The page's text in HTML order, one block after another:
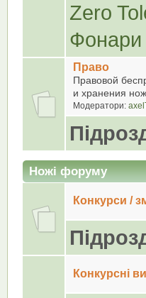
Zero
Право
Правовой
и хранения
Модератори:
Ножі форуму
Конкурси /
Конкурсні